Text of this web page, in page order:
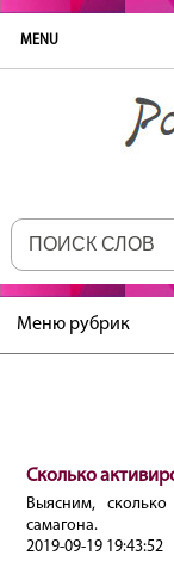
MENU
Меню рубрик
Сколько
Выясним,
самагона.
2019-09-19 19:43:52